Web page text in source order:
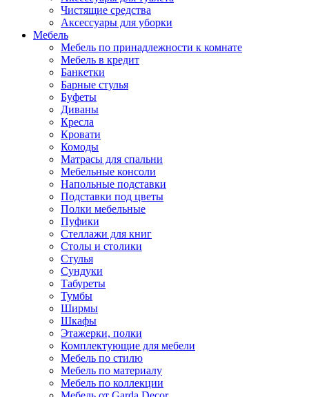
Чистящие средства
Аксессуары для уборки
Мебель
Мебель по принадлежности к комнате
Мебель в кредит
Банкетки
Барные стулья
Буфеты
Диваны
Кресла
Кровати
Комоды
Матрасы для спальни
Мебельные консоли
Напольные подставки
Подставки под цветы
Полки мебельные
Пуфики
Стеллажи для книг
Столы и столики
Стулья
Сундуки
Табуреты
Тумбы
Ширмы
Шкафы
Этажерки, полки
Комплектующие для мебели
Мебель по стилю
Мебель по материалу
Мебель по коллекции